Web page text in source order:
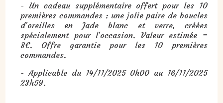
- Un cadeau supplémentaire offert pour les 10
premières commandes : une jolie paire de boucles
d'oreilles en Jade blanc et verre, créées
spécialement pour l'occasion. Valeur estimée =
8€. Offre garantie pour les 10 premières
commandes.
- Applicable du 14/11/2025 0h00 au 16/11/2025
23h59.